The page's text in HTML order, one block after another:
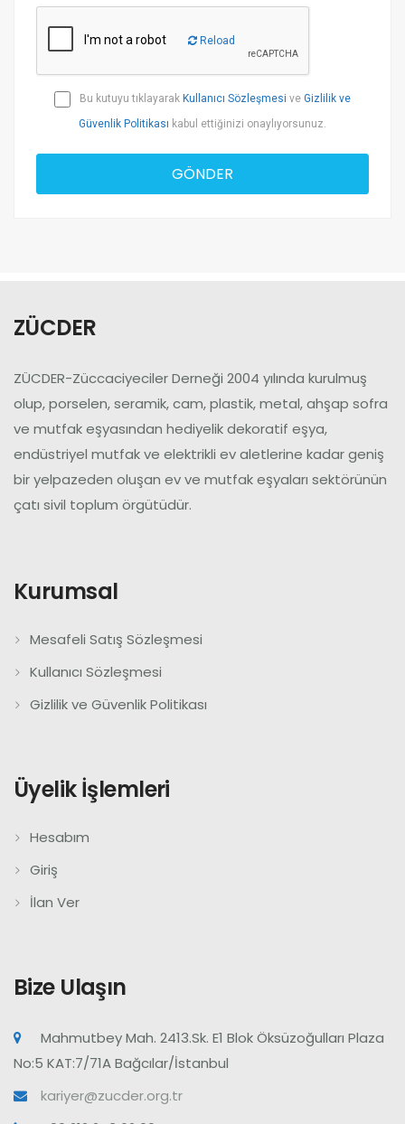
Reload
Bu kutuyu tıklayarak Kullanıcı Sözleşmesi ve Gizlilik ve
Güvenlik Politikası kabul ettiğinizi onaylıyorsunuz.
ZÜCDER
ZÜCDER-Züccaciyeciler Derneği 2004 yılında kurulmuş
olup, porselen, seramik, cam, plastik, metal, ahşap sofra
ve mutfak eşyasından hediyelik dekoratif eşya,
endüstriyel mutfak ve elektrikli ev aletlerine kadar geniş
bir yelpazeden oluşan ev ve mutfak eşyaları sektörünün
çatı sivil toplum örgütüdür.
Kurumsal
Mesafeli Satış Sözleşmesi
Kullanıcı Sözleşmesi
Gizlilik ve Güvenlik Politikası
Üyelik İşlemleri
Hesabım
Giriş
İlan Ver
Bize Ulaşın
Mahmutbey Mah. 2413.Sk. E1 Blok Öksüzoğulları Plaza
No:5 KAT:7/71A Bağcılar/İstanbul
kariyer@zucder.org.tr